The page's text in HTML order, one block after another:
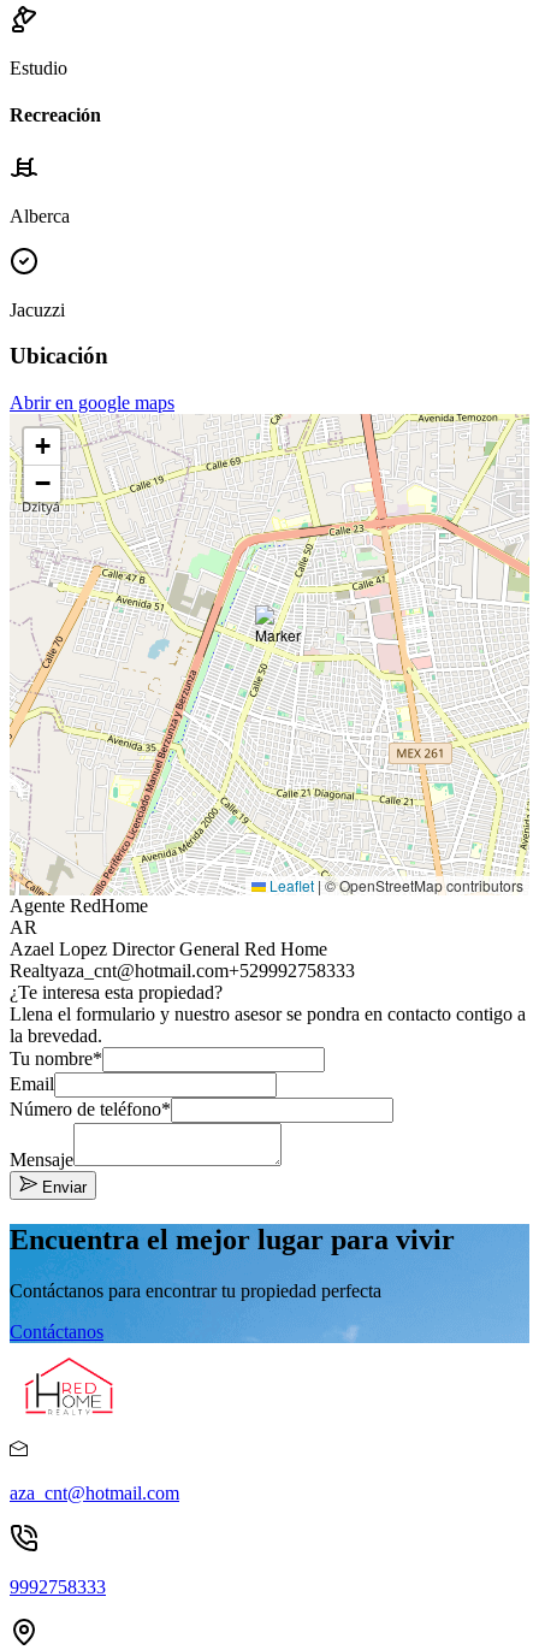
Estudio
Recreación
Alberca
Jacuzzi
Ubicación
Abrir en google maps
+
−
Leaflet | © OpenStreetMap contributors
Agente RedHome
AR
Azael Lopez Director General Red Home
Realtyaza_cnt@hotmail.com+529992758333
¿Te interesa esta propiedad?
Llena el formulario y nuestro asesor se pondra en contacto contigo a
la brevedad.
Tu nombre*
Email
Número de teléfono*
Mensaje
Enviar
Encuentra el mejor lugar para vivir
Contáctanos para encontrar tu propiedad perfecta
Contáctanos
aza_cnt@hotmail.com
9992758333